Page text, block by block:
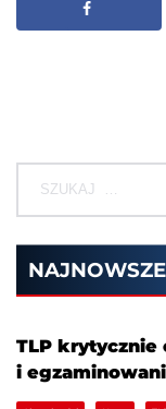
TLP krytycznie
i